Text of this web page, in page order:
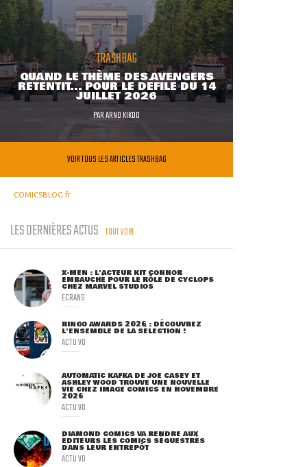
TRASHBAG
QUAND LE THÈME DES AVENGERS
RETENTIT... POUR LE DÉFILÉ DU 14
JUILLET 2026
PARARNO KIKOO
VOIR TOUS LES ARTICLES TRASHBAG
COMICSBLOG.fr
LES DERNIÈRES ACTUS TOUT VOIR
X-MEN : L'ACTEUR KIT CONNOR
EMBAUCHÉ POUR LE RÔLE DE CYCLOPS
CHEZ MARVEL STUDIOS
ECRANS
RINGO AWARDS 2026 : DÉCOUVREZ
L'ENSEMBLE DE LA SÉLECTION !
ACTU VO
AUTOMATIC KAFKA DE JOE CASEY ET
ASHLEY WOOD TROUVE UNE NOUVELLE
VIE CHEZ IMAGE COMICS EN NOVEMBRE
2026
ACTU VO
DIAMOND COMICS VA RENDRE AUX
ÉDITEURS LES COMICS SÉQUESTRÉS
DANS LEUR ENTREPÔT
ACTU VO